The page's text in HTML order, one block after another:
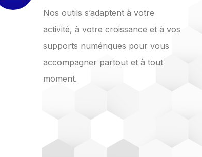
Nos outils s’adaptent à votre
activité, à votre croissance et à vos
supports numériques pour vous
accompagner partout et à tout
moment.